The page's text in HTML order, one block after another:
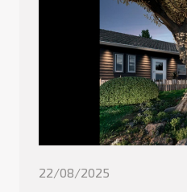
22/08/2025